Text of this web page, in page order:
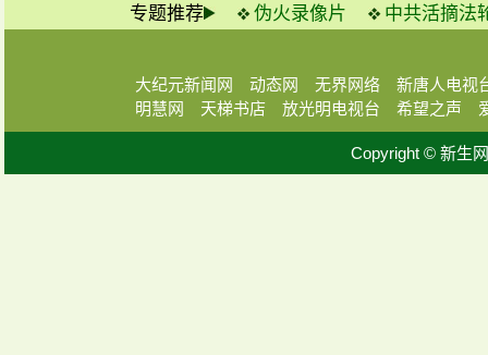
专题推荐 伪火录像片 中共活摘法
大纪元新闻网 动态网 无界网络
新唐人电视
明慧网
天梯书店 放光明电视台 希望之声
Copyright © 新生